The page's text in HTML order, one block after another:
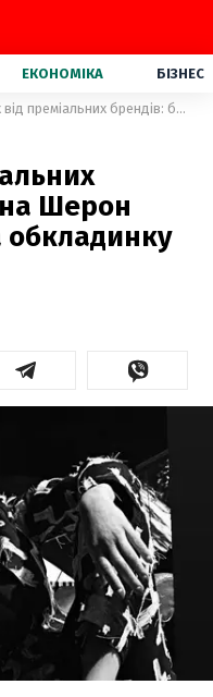
ЕКОНОМІКА БІЗНЕС
У сукнях від преміальних брендів: бездоганна Шерон Стоун прикрасила обкладинку Vogue
Шерон
обкладинку